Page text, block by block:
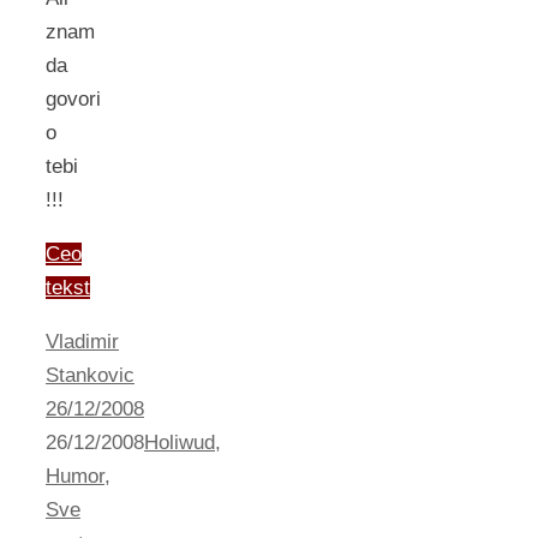
znam
da
govori
o
tebi
!!!
Ceo
tekst
Vladimir
Stankovic
26/12/2008
26/12/2008Holiwud,
Humor,
Sve